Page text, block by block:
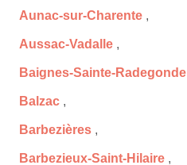
Aunac-sur-Charente ,
Aussac-Vadalle ,
Baignes-Sainte-Radegonde
Balzac ,
Barbezières ,
Barbezieux-Saint-Hilaire ,